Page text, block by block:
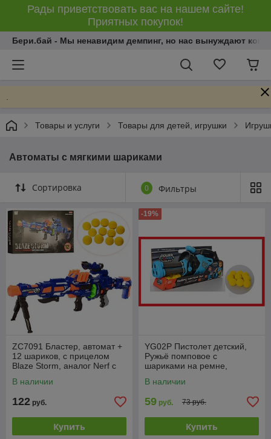
Рады приветствовать вас на нашем сайте!
Приятных покупок!
Бери.бай - Мы ненавидим демпинг, но нас вынуждают
Товары и услуги Товары для детей, игрушки
Автоматы с мягкими шариками
Сортировка 0 Фильтры
ZC7091 Бластер, автомат +
12 шариков, с прицелом
Blaze Storm, аналог Nerf с
В наличии
122 руб.
Купить
-19%
YG02P Пистолет детский,
Ружьё помповое с
шариками на ремне,
длина 48 см, 2 цвета
В наличии
59 руб. 73 руб.
Купить